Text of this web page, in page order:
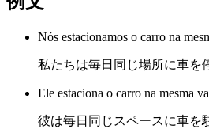
Nós estacionamos o carro na
私たちは毎日同じ場所に車を
Ele estaciona o carro na mesma
彼は毎日同じスペースに車を